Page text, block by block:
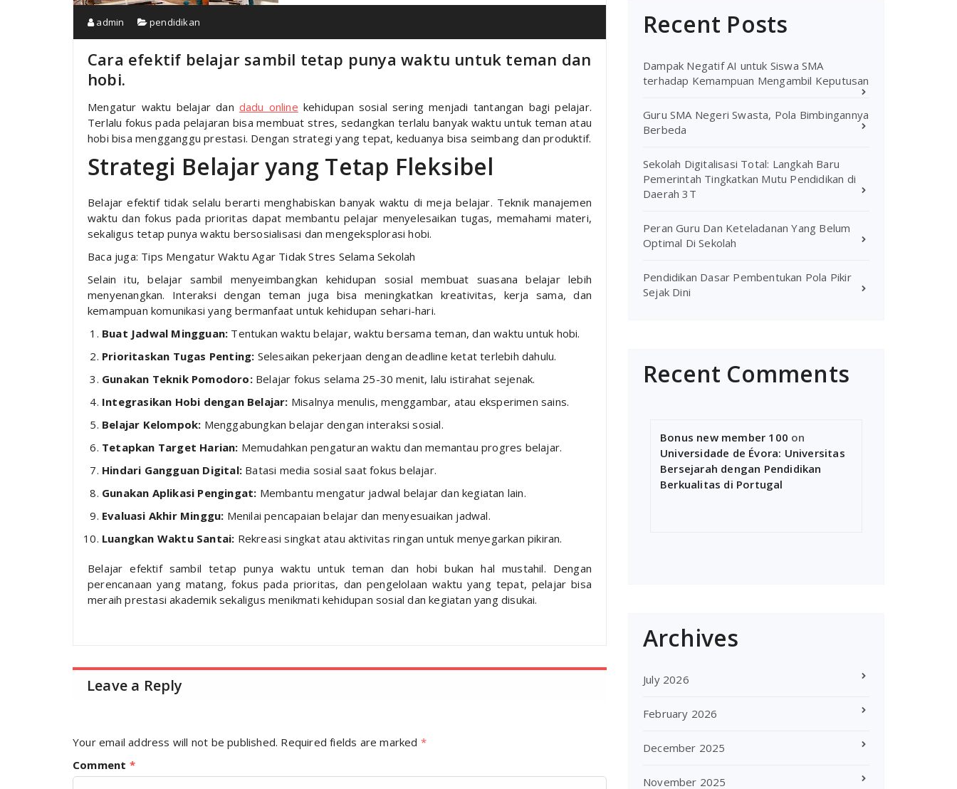
admin pendidikan
Cara efektif belajar sambil tetap punya waktu untuk teman dan
hobi.
Mengatur waktu belajar dan dadu online kehidupan sosial sering menjadi tantangan bagi pelajar.
Terlalu fokus pada pelajaran bisa membuat stres, sedangkan terlalu banyak waktu untuk teman atau
hobi bisa mengganggu prestasi. Dengan strategi yang tepat, keduanya bisa seimbang dan produktif.
Strategi Belajar yang Tetap Fleksibel
Belajar efektif tidak selalu berarti menghabiskan banyak waktu di meja belajar. Teknik manajemen
waktu dan fokus pada prioritas dapat membantu pelajar menyelesaikan tugas, memahami materi,
sekaligus tetap punya waktu bersosialisasi dan mengeksplorasi hobi.
Baca juga: Tips Mengatur Waktu Agar Tidak Stres Selama Sekolah
Selain itu, belajar sambil menyeimbangkan kehidupan sosial membuat suasana belajar lebih
menyenangkan. Interaksi dengan teman juga bisa meningkatkan kreativitas, kerja sama, dan
kemampuan komunikasi yang bermanfaat untuk kehidupan sehari-hari.
Buat Jadwal Mingguan: Tentukan waktu belajar, waktu bersama teman, dan waktu untuk hobi.
Prioritaskan Tugas Penting: Selesaikan pekerjaan dengan deadline ketat terlebih dahulu.
Gunakan Teknik Pomodoro:Belajar fokus selama 25-30 menit, lalu istirahat sejenak.
Integrasikan Hobi dengan Belajar: Misalnya menulis, menggambar, atau eksperimen sains.
Belajar Kelompok: Menggabungkan belajar dengan interaksi sosial.
Tetapkan Target Harian: Memudahkan pengaturan waktu dan memantau progres belajar.
Hindari Gangguan Digital: Batasi media sosial saat fokus belajar.
Gunakan Aplikasi Pengingat: Membantu mengatur jadwal belajar dan kegiatan lain.
Evaluasi Akhir Minggu: Menilai pencapaian belajar dan menyesuaikan jadwal.
Luangkan Waktu Santai: Rekreasi singkat atau aktivitas ringan untuk menyegarkan pikiran.
Belajar efektif sambil tetap punya waktu untuk teman dan hobi bukan hal mustahil. Dengan
perencanaan yang matang, fokus pada prioritas, dan pengelolaan waktu yang tepat, pelajar bisa
meraih prestasi akademik sekaligus menikmati kehidupan sosial dan kegiatan yang disukai.
Leave a Reply
Your email address will not be published. Required fields are marked *
Comment *
Recent Posts
Dampak Negatif AI untuk Siswa SMA
terhadap Kemampuan Mengambil Keputusan
Guru SMA Negeri Swasta, Pola Bimbingannya
Berbeda
Sekolah Digitalisasi Total: Langkah Baru
Pemerintah Tingkatkan Mutu Pendidikan di
Daerah 3T
Peran Guru Dan Keteladanan Yang Belum
Optimal Di Sekolah
Pendidikan Dasar Pembentukan Pola Pikir
Sejak Dini
Recent Comments
Bonus new member 100 on
Universidade de Évora: Universitas
Bersejarah dengan Pendidikan
Berkualitas di Portugal
Archives
July 2026
February 2026
December 2025
November 2025